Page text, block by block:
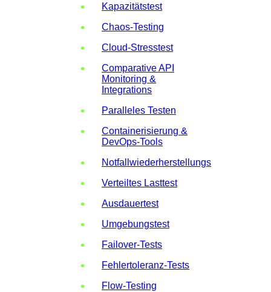
Kapazitätstest
Chaos-Testing
Cloud-Stresstest
Comparative API
Monitoring &
Integrations
Paralleles Testen
Containerisierung &
DevOps-Tools
Notfallwiederherstellungstests
Verteiltes Lasttest
Ausdauertest
Umgebungstest
Failover-Tests
Fehlertoleranz-Tests
Flow-Testing